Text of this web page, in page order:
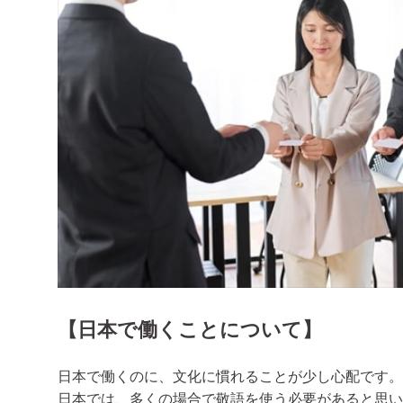
【 日本で働くことについて 】
日本で働くのに、文化に慣れることが少し心配です。
日本では、多くの場合で敬語を使う必要があると思